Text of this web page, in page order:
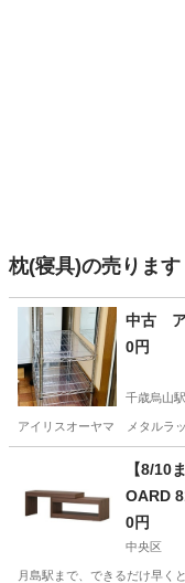
枕(寝具)の売りま
中古 ア
0円
千歳烏山駅
アイリスオーヤマ メタルラ
千歳
【8/10
OARD
0円
中央区
月島駅まで、できるだけ早く